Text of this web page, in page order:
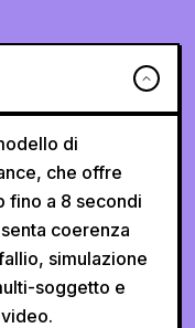
di
che offre
fino a 8 secondi
coerenza
simulazione
soggetto e